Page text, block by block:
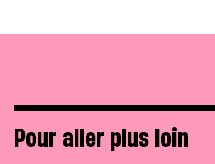
Pour aller plus loin